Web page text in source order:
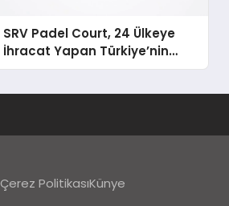
SRV Padel Court, 24 Ülkeye
İhracat Yapan Türkiye’nin
Padel Kortu Üretim Gücü
Çerez PolitikasıKünye